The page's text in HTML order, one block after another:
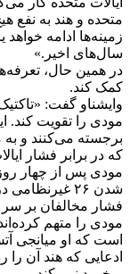
متحده و هند به نفع
زمینه‌ها ادامه
سال‌های اخیر.»
در همین حال،
کمک کند.
وایشناو گفت:
مودی را تقویت کند.
برجسته می‌کنند و به
که در برابر فشار
مودی پس از چهار
شدن ۲۶
فشار مخالفان بر سر
مودی را متهم
است که او میانجی
ادعایی که هند آن